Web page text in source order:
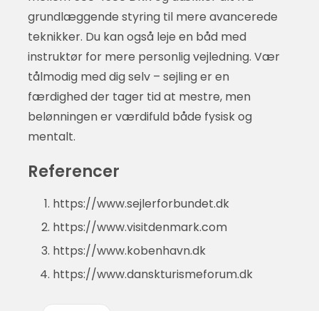
grundlæggende styring til mere avancerede
teknikker. Du kan også leje en båd med
instruktør for mere personlig vejledning. Vær
tålmodig med dig selv – sejling er en
færdighed der tager tid at mestre, men
belønningen er værdifuld både fysisk og
mentalt.
Referencer
https://www.sejlerforbundet.dk
https://www.visitdenmark.com
https://www.kobenhavn.dk
https://www.danskturismeforum.dk